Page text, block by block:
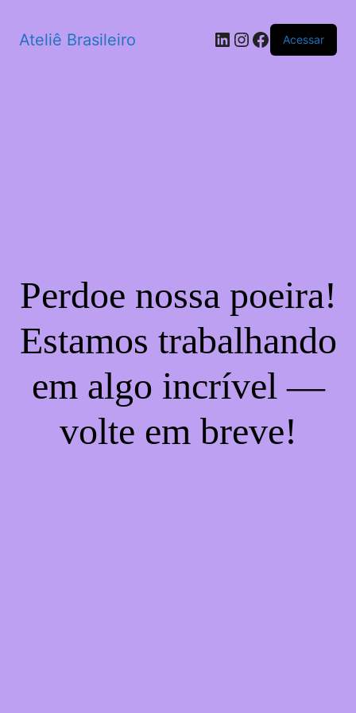
Ateliê Brasileiro LinkedIn
Instagram
Facebook
Acessar
Perdoe nossa poeira!
Estamos trabalhando
em algo incrível —
volte em breve!